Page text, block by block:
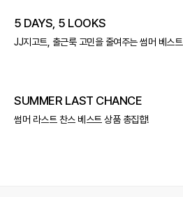
5 DAYS, 5 LOOKS
JJ지고트, 출근룩 고민을 줄여주는 썸머 베스트
SUMMER LAST CHANCE
썸머 라스트 찬스 베스트 상품 총집합!